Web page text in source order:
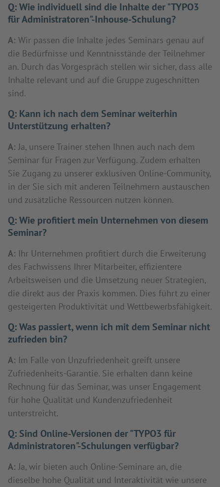
Q:Wie individuell sind die Inhalte der "TYPO3
für Administratoren"-Inhouse-Schulung?
A: Wir passen die Inhalte jedes Seminars genau auf
die Bedürfnisse und Kenntnisstände der Teilnehmer
an. Durch das Vorgespräch stellen wir sicher, dass alle
Inhalte relevant und auf die Gruppe zugeschnitten
sind.
Q: Kann ich nach dem Seminar weiterhin
Unterstützung erhalten?
A: Ja, unsere Trainer stehen Ihnen auch nach dem
Seminar für Fragen zur Verfügung. Zudem erhalten
Sie Zugang zu unserer exklusiven Online-Community,
in der Sie sich mit anderen Teilnehmern austauschen
und zusätzliche Ressourcen nutzen können.
Q:Wie profitiert mein Unternehmen von diesem
Seminar?
A: Ihr Unternehmen profitiert durch die Erweiterung
des Fachwissens Ihrer Mitarbeiter, effizientere
Arbeitsweisen und die Umsetzung neuer Strategien,
die direkt aus der Praxis kommen. Dies führt zu einer
gesteigerten Produktivität und Wettbewerbsfähigkeit.
Q:Was passiert, wenn ich mit dem Seminar nicht
zufrieden bin?
A: Im Falle von Unzufriedenheit greift unsere
Zufriedenheits-Garantie. Sie erhalten dann keine
Rechnung für das Seminar, was unser Engagement
für hohe Qualität und Kundenzufriedenheit
unterstreicht.
Q: Sind Online-Versionen der "TYPO3 für
Administratoren"-Schulungen verfügbar?
A: Ja, wir bieten auch Online-Seminare an, die
dieselbe hohe Qualität und Interaktivität wie unsere